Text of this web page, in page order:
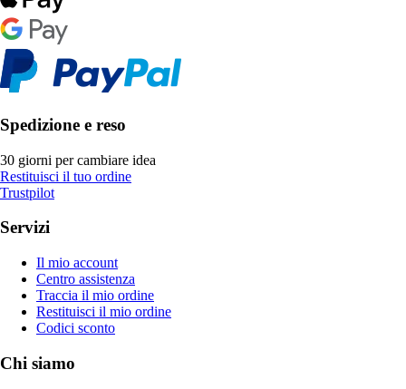
Spedizione e reso
30 giorni per cambiare idea
Restituisci il tuo ordine
Trustpilot
Servizi
Il mio account
Centro assistenza
Traccia il mio ordine
Restituisci il mio ordine
Codici sconto
Chi siamo